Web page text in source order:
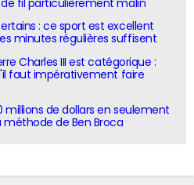
fil particulièrement malin
: ce sport est excellent
minutes régulières suffisent
Charles III est catégorique :
faut impérativement faire
millions de dollars en seulement
méthode de Ben Broca